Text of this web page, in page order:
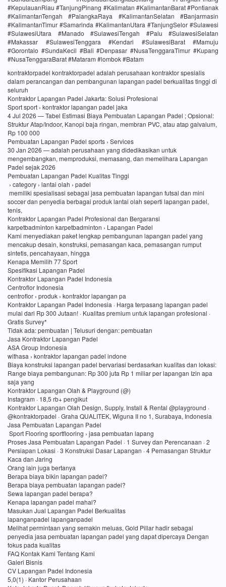
#KepulauanRiau #TanjungPinang #Kalimatan #KalimantanBarat #Pontianak
#KalimantanTengah #PalangkaRaya #KalimantanSelatan #Banjarmasin
#KalimantanTimur #Samarinda #KalimantanUtara #TanjungSelor #Sulawesi
#SulawesiUtara #Manado #SulawesiTengah #Palu #SulawesiSelatan
#Makassar #SulawesiTenggara #Kendari #SulawesiBarat #Mamuju
#Gorontalo #SundaKecil #Bali #Denpasar #NusaTenggaraTimur #Kupang
#NusaTenggaraBarat #Mataram #lombok #Batam
kontraktorpadel kontraktorpadel adalah perusahaan kontraktor spesialis
dalam perancangan dan pembangunan lapangan padel berkualitas tinggi di
seluruh
Kontraktor Lapangan Padel Jakarta: Solusi Profesional
Sport sport › kontraktor lapangan padel jaka
4 Jul 2026 — Tabel Estimasi Biaya Pembuatan Lapangan Padel ; Opsional:
Struktur Atap/Indoor, Kanopi baja ringan, membran PVC, atau atap galvalum,
Rp 100 000
Pembuatan Lapangan Padel sports › Services
30 Jan 2026 — adalah perusahaan yang didedikasikan untuk
mengembangkan, memproduksi, memasang, dan memelihara Lapangan
Padel sejak 2026
Pembuatan Lapangan Padel Kualitas Tinggi
› category › lantai olah › padel
memiliki spesialisasi sebagai jasa pembuatan lapangan futsal dan mini
soccer dan penyedia berbagai produk lantai olah seperti lapangan padel,
tenis,
Kontraktor Lapangan Padel Profesional dan Bergaransi
karpetbadminton karpetbadminton › Lapangan Padel
Kami menyediakan paket lengkap pembangunan lapangan padel yang
mencakup desain, konstruksi, pemasangan kaca, pemasangan rumput
sintetis, pencahayaan, hingga
Kenapa Memilih 77 Sport
Spesifikasi Lapangan Padel
Kontraktor Lapangan Padel Indonesia
Centroflor Indonesia
centroflor › produk › kontraktor lapangan pa
Kontraktor Lapangan Padel Indonesia · Harga terpasang lapangan padel
mulai dari Rp 300 Jutaan! · Kualitas premium untuk lapangan profesional ·
Gratis Survey*
Tidak ada: pembuatan ‎| Telusuri dengan: pembuatan
Jasa Kontraktor Lapangan Padel
ASA Group Indonesia
withasa › kontraktor lapangan padel indone
Biaya konstruksi lapangan padel bervariasi berdasarkan kualitas dan lokasi:
Range biaya pembangunan: Rp 300 juta Rp 1 miliar per lapangan Izin apa
saja yang
Kontraktor Lapangan Olah & Playground (@)
Instagram · 18,5 rb+ pengikut
Kontraktor Lapangan Olah Design, Supply, Install & Rental @playground ·
@kontraktorpadel · Graha QUALITEK, Wiguna II no 1, Surabaya, Indonesia
Jasa Pembuatan Lapangan Padel
Sport Flooring sportflooring › jasa pembuatan lapang
Proses Jasa Pembuatan Lapangan Padel · 1 Survey dan Perencanaan · 2
Persiapan Lokasi · 3 Konstruksi Dasar Lapangan · 4 Pemasangan Struktur
Kaca dan Jaring
Orang lain juga bertanya
Berapa biaya bikin lapangan padel?
Berapa biaya pembuatan lapangan padel?
Sewa lapangan padel berapa?
Kenapa lapangan padel mahal?
Masukan Jual Lapangan Padel Berkualitas
lapanganpadel lapanganpadel
Melihat permintaan yang semakin meluas, Gold Pillar hadir sebagai
penyedia jasa pembuatan lapangan padel yang dapat dipercaya Dengan
fokus pada kualitas
FAQ Kontak Kami Tentang Kami
Galeri Bisnis
CV Lapangan Padel Indonesia
5,0(1) · Kantor Perusahaan